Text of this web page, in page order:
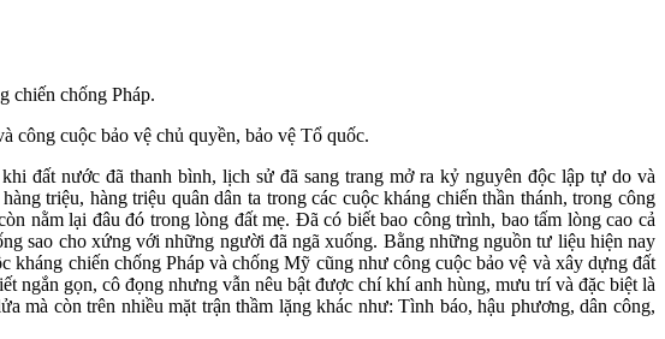
chiến chống Pháp.
công cuộc bảo vệ chủ quyền, bảo vệ Tổ quốc.
đất nước đã thanh bình, lịch sử đã sang trang mở ra kỷ nguyên độc lập tự do và
triệu, hàng triệu quân dân ta trong các cuộc kháng chiến thần thánh, trong công
nằm lại đâu đó trong lòng đất mẹ. Đã có biết bao công trình, bao tấm lòng cao cả
sao cho xứng với những người đã ngã xuống. Bằng những nguồn tư liệu hiện nay
chiến chống Pháp và chống Mỹ cũng như công cuộc bảo vệ và xây dựng đất
gọn, cô đọng nhưng vẫn nêu bật được chí khí anh hùng, mưu trí và đặc biệt là
còn trên nhiều mặt trận thầm lặng khác như: Tình báo, hậu phương, dân công,